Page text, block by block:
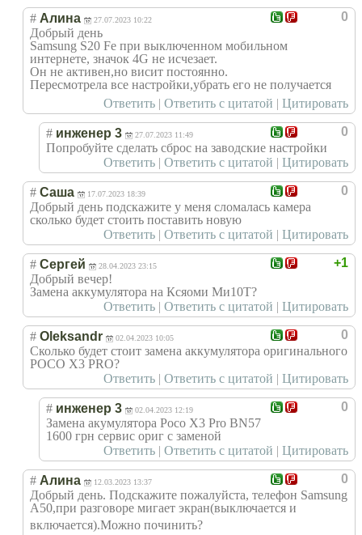
0
# Алина 27.07.2023 10:22
Добрый день
Samsung S20 Fe при выключенном мобильном
интернете, значок 4G не исчезает.
Он не активен,но висит постоянно.
Пересмотрела все настройки,убрать его не получается
Ответить | Ответить с цитатой | Цитировать
0
# инженер 3 27.07.2023 11:49
Попробуйте сделать сброс на заводские настройки
Ответить | Ответить с цитатой | Цитировать
0
# Саша 17.07.2023 18:39
Добрый день подскажите у меня сломалась камера
сколько будет стоить поставить новую
Ответить | Ответить с цитатой | Цитировать
+1
# Сергей 28.04.2023 23:15
Добрый вечер!
Замена аккумулятора на Ксяоми Ми10Т?
Ответить | Ответить с цитатой | Цитировать
0
# Oleksandr 02.04.2023 10:05
Сколько будет стоит замена аккумулятора оригинального
POCO X3 PRO?
Ответить | Ответить с цитатой | Цитировать
0
# инженер 3 02.04.2023 12:19
Замена акумулятора Poco X3 Pro BN57
1600 грн сервис ориг с заменой
Ответить | Ответить с цитатой | Цитировать
0
# Алина 12.03.2023 13:37
Добрый день. Подскажите пожалуйста, телефон Samsung
A50,при разговоре мигает экран(выключается и
включается).Можно починить?